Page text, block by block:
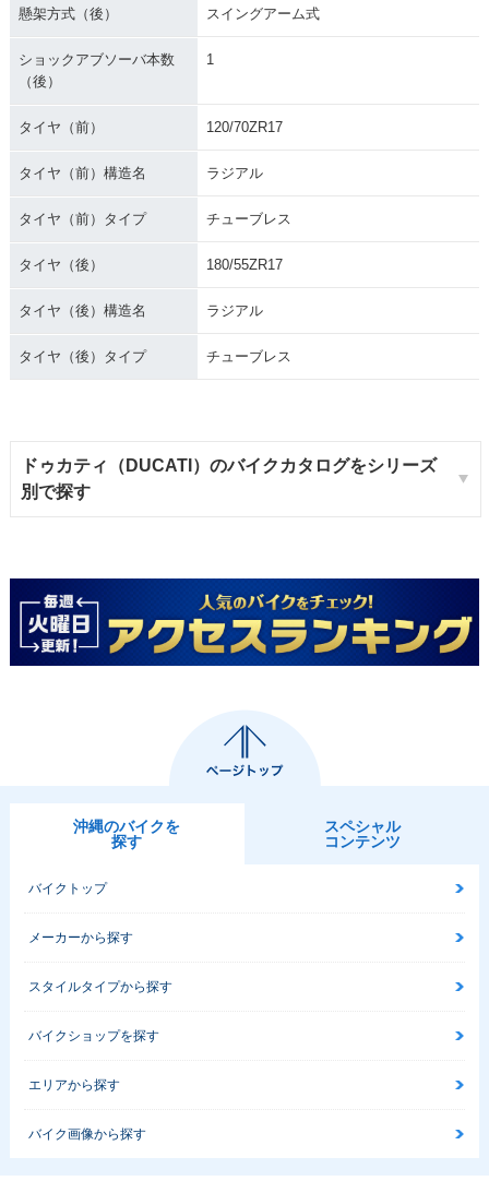
懸架方式（後） スイングアーム式
ショックアブソーバ本数
（後）
1
タイヤ（前） 120/70ZR17
タイヤ（前）構造名 ラジアル
タイヤ（前）タイプ チューブレス
タイヤ（後） 180/55ZR17
タイヤ（後）構造名 ラジアル
タイヤ（後）タイプ チューブレス
ドゥカティ（DUCATI）のバイクカタログをシリーズ
別で探す
沖縄のバイクを
探す
スペシャル
コンテンツ
バイクトップ
メーカーから探す
スタイルタイプから探す
バイクショップを探す
エリアから探す
バイク画像から探す